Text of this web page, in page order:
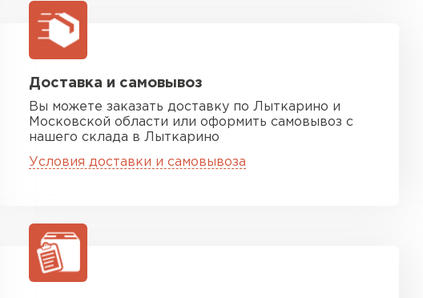
Доставка и самовывоз
Вы можете заказать доставку по Лыткарино и
Московской области или оформить самовывоз с
нашего склада в Лыткарино
Условия доставки и самовывоза
Isoroc
ПЕРЕЙТИ
Утеплитель Paroc
ПЕРЕЙТИ
ПЕРЕЙТИ